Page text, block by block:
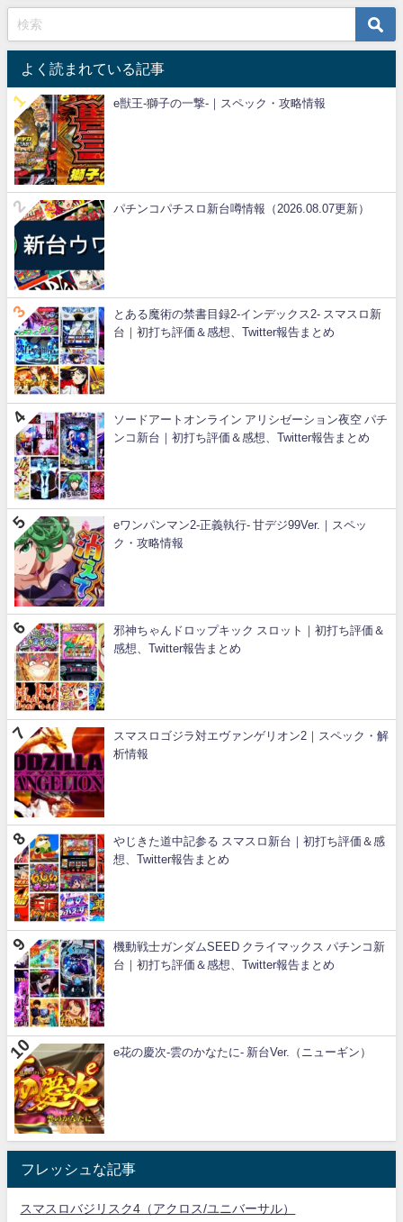
よく読まれている記事
e獣王-獅子の一撃-｜スペック・攻略情報
パチンコパチスロ新台噂情報（2026.08.07更新）
とある魔術の禁書目録2-インデックス2- スマスロ新
台｜初打ち評価＆感想、Twitter報告まとめ
ソードアートオンライン アリシゼーション夜空 パチ
ンコ新台｜初打ち評価＆感想、Twitter報告まとめ
eワンパンマン2-正義執行- 甘デジ99Ver.｜スペッ
ク・攻略情報
邪神ちゃんドロップキック スロット｜初打ち評価＆
感想、Twitter報告まとめ
スマスロゴジラ対エヴァンゲリオン2｜スペック・解
析情報
やじきた道中記参る スマスロ新台｜初打ち評価＆感
想、Twitter報告まとめ
機動戦士ガンダムSEED クライマックス パチンコ新
台｜初打ち評価＆感想、Twitter報告まとめ
e花の慶次-雲のかなたに- 新台Ver.（ニューギン）
フレッシュな記事
スマスロバジリスク4（アクロス/ユニバーサル）